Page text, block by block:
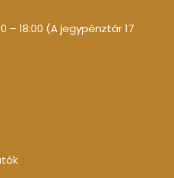
– 18:00 (A jegypénztár 17